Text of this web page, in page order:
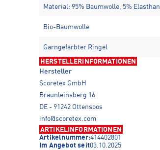
Material: 95% Baumwolle, 5% Elasthan
Bio-Baumwolle
Garngefärbter Ringel
HERSTELLERINFORMATIONEN
Hersteller
Scoretex GmbH
Bräunleinsberg 16
DE - 91242 Ottensoos
info@scoretex.com
ARTIKELINFORMATIONEN
Artikelnummer:414402801
Im Angebot seit03.10.2025